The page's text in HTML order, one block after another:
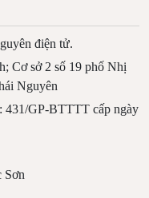
điện tử.
Cơ sở 2 số 19 phố Nhị
Nguyên
431/GP-BTTTT cấp ngày
Sơn